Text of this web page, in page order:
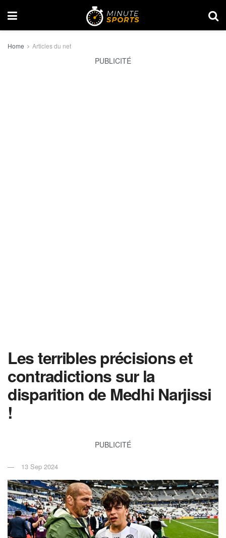
Home Articles du net
PUBLICITÉ
Les terribles précisions et
contradictions sur la
disparition de Medhi Narjissi
!
PUBLICITÉ
13 Sep 2024